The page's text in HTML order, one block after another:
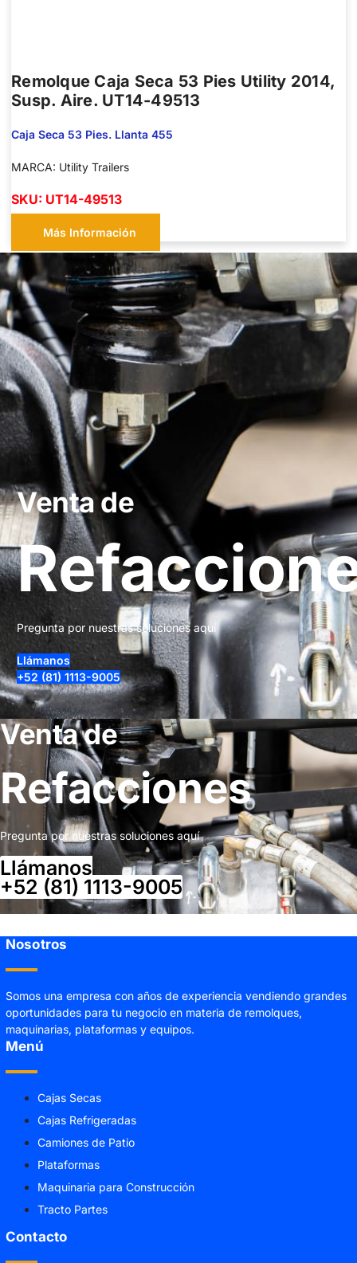
Remolque Caja Seca 53 Pies Utility 2014,
Susp. Aire. UT14-49513
Caja Seca 53 Pies. Llanta 455
MARCA: Utility Trailers
SKU: UT14-49513
Más Información
Venta de
Pregunta por nuestras soluciones aquí
Llámanos
+52 (81) 1113-9005
Venta de
Refacciones
Pregunta por nuestras soluciones aquí
Llámanos
+52 (81) 1113-9005
Nosotros
Somos una empresa con años de experiencia vendiendo grandes
oportunidades para tu negocio en materia de remolques,
maquinarias, plataformas y equipos.
Menú
Cajas Secas
Cajas Refrigeradas
Camiones de Patio
Plataformas
Maquinaria para Construcción
Tracto Partes
Contacto